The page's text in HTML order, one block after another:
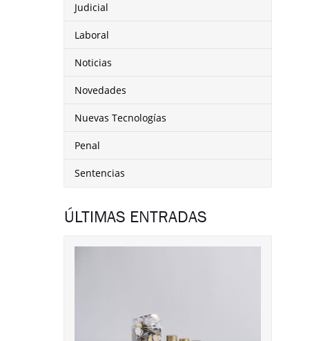
Judicial
Laboral
Noticias
Novedades
Nuevas Tecnologías
Penal
Sentencias
ÚLTIMAS ENTRADAS